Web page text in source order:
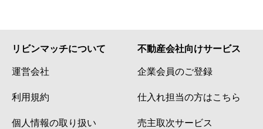
リビンマッチについて
運営会社
利用規約
個人情報の取り扱い
不動産会社向けサービス
企業会員のご登録
仕入れ担当の方はこちら
売主取次サービス